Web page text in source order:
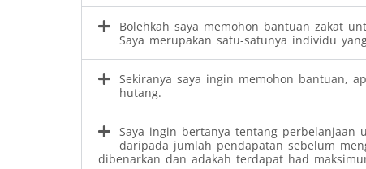
Bolehkah saya memohon bantuan zakat
Saya merupakan satu-satunya individu
Sekiranya saya ingin memohon bantuan,
hutang.
Saya ingin bertanya tentang
daripada jumlah pendapatan sebelum
dibenarkan dan adakah terdapat had